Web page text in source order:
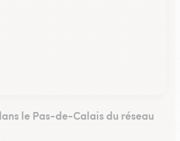
le Pas-de-Calais du réseau